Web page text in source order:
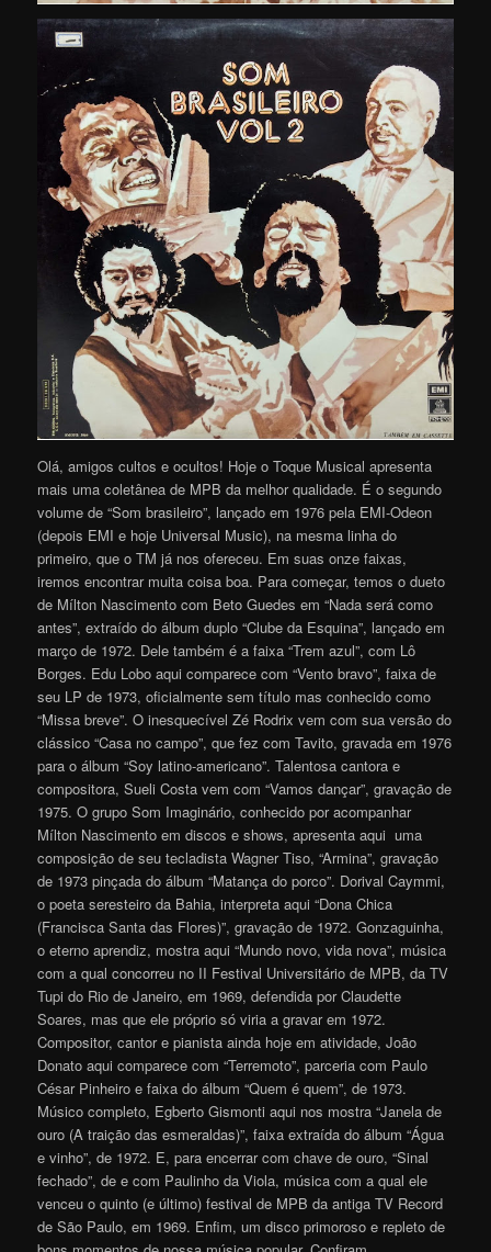
Olá, amigos cultos e ocultos! Hoje o Toque Musical apresenta
mais uma coletânea de MPB da melhor qualidade. É o segundo
volume de “Som brasileiro”, lançado em 1976 pela EMI-Odeon
(depois EMI e hoje Universal Music), na mesma linha do
primeiro, que o TM já nos ofereceu. Em suas onze faixas,
iremos encontrar muita coisa boa. Para começar, temos o dueto
de Mílton Nascimento com Beto Guedes em “Nada será como
antes”, extraído do álbum duplo “Clube da Esquina”, lançado em
março de 1972. Dele também é a faixa “Trem azul”, com Lô
Borges. Edu Lobo aqui comparece com “Vento bravo”, faixa de
seu LP de 1973, oficialmente sem título mas conhecido como
“Missa breve”. O inesquecível Zé Rodrix vem com sua versão do
clássico “Casa no campo”, que fez com Tavito, gravada em 1976
para o álbum “Soy latino-americano”. Talentosa cantora e
compositora, Sueli Costa vem com “Vamos dançar”, gravação de
1975. O grupo Som Imaginário, conhecido por acompanhar
Mílton Nascimento em discos e shows, apresenta aqui uma
composição de seu tecladista Wagner Tiso, “Armina”, gravação
de 1973 pinçada do álbum “Matança do porco”. Dorival Caymmi,
o poeta seresteiro da Bahia, interpreta aqui “Dona Chica
(Francisca Santa das Flores)”, gravação de 1972. Gonzaguinha,
o eterno aprendiz, mostra aqui “Mundo novo, vida nova”, música
com a qual concorreu no II Festival Universitário de MPB, da TV
Tupi do Rio de Janeiro, em 1969, defendida por Claudette
Soares, mas que ele próprio só viria a gravar em 1972.
Compositor, cantor e pianista ainda hoje em atividade, João
Donato aqui comparece com “Terremoto”, parceria com Paulo
César Pinheiro e faixa do álbum “Quem é quem”, de 1973.
Músico completo, Egberto Gismonti aqui nos mostra “Janela de
ouro (A traição das esmeraldas)”, faixa extraída do álbum “Água
e vinho”, de 1972. E, para encerrar com chave de ouro, “Sinal
fechado”, de e com Paulinho da Viola, música com a qual ele
venceu o quinto (e último) festival de MPB da antiga TV Record
de São Paulo, em 1969. Enfim, um disco primoroso e repleto de